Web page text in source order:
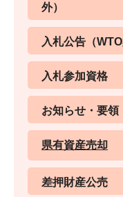
外）
入札公告（
入札参加資格
お知らせ・要領
県有資産売却
差押財産公売